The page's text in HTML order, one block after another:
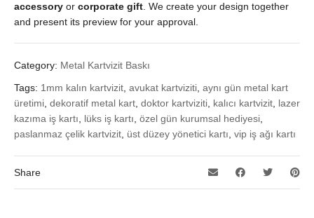
accessory or corporate gift . We create your design together
and present its preview for your approval.
Category: Metal Kartvizit Baskı
Tags: 1mm kalın kartvizit avukat kartviziti aynı gün metal kart
üretimi dekoratif metal kart doktor kartviziti kalıcı kartvizit lazer
kazıma iş kartı
lüks iş kartı özel gün kurumsal hediyesi
paslanmaz çelik kartvizit üst düzey yönetici kartı vip iş ağı kartı
Share